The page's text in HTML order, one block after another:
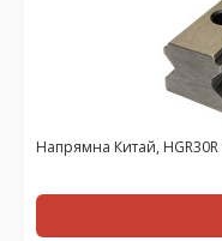
Напрямна Китай,